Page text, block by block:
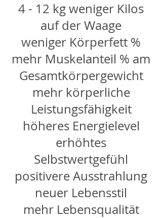
4 - 12 kg weniger Kilos
auf der Waage
weniger Körperfett %
mehr Muskelanteil % am
Gesamtkörpergewicht
mehr körperliche
Leistungsfähigkeit
höheres Energielevel
erhöhtes
Selbstwertgefühl
positivere Ausstrahlung
neuer Lebensstil
mehr Lebensqualität